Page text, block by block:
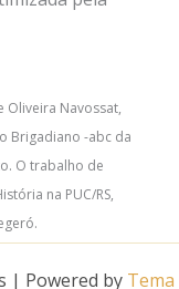
Navossat,
Brigadiano -abc da
O trabalho de
na PUC/RS,
| Powered by Tema